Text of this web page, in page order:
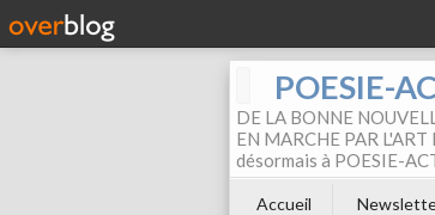
POESIE-
DE LA BONNE
EN MARCHE PAR
désormais à POESIE-
Accueil